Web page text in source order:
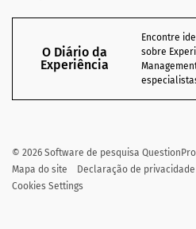
O Diário da
Experiência
Encontre
sobre
© 2026 Software de pesquisa QuestionPro
Mapa do site
Declaração de privacidade
Cookies Settings